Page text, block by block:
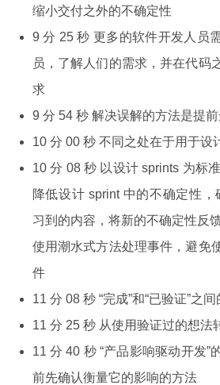
缩小交付之外的不确定性
9 分 25 秒 更多的软件开发人员
员，了解人们的需求，并在代码
求
9 分 54 秒 解决误解的方法是提
10 分 00 秒 不同之处在于用于设
10 分 08 秒 以设计 sprints 为标
降低设计 sprint 中的不确定性
习到的内容，将新的不确定性反
使用潮水式方法处理事件，避免
件
11 分 08 秒 “完成”和“已验证”之间
11 分 25 秒 从使用验证过的想法
11 分 40 秒 “产品影响驱动开发”
前先确认衡量它的影响的方法